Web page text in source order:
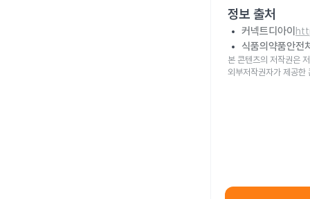
정보 출처
커넥트디아이
식품의약품안전
본 콘텐츠의 저작권은
외부저작권자가 제공한